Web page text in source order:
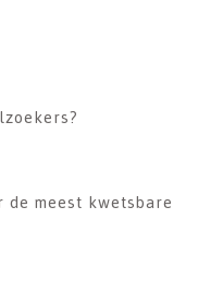
meest kwetsbare